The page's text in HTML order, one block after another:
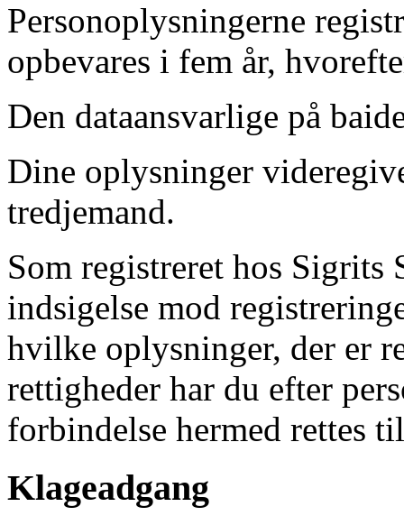
Personoplysningerne
opbevares i fem år,
Den dataansvarlige på
Dine oplysninger
tredjemand.
Som registreret hos
indsigelse mod
hvilke oplysninger, der er
rettigheder har du efter
forbindelse hermed rettes
Klageadgang